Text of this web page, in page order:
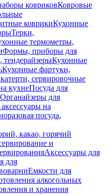
ковриковКовровые
коврикиКухонные
Терки,
термометры,
Формы, приборы для
тендерайзерыКухонные
Кухонные фартуки,
сервировочные
кухнеПосуда для
Органайзеры для
на
посуда,
какао, горячий
и
Аксессуары для
для
Емкости для
алкогольных
и хранения